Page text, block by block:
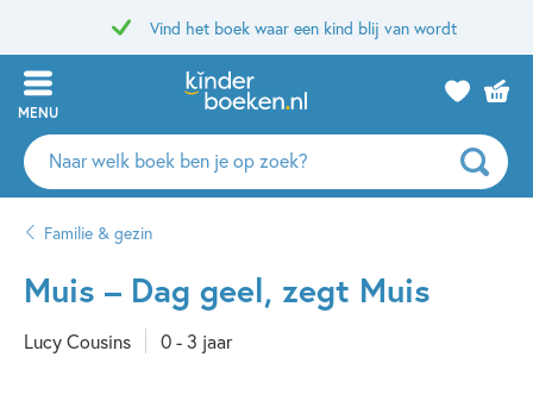
Vind het boek waar een kind blij van wordt
MENU
Zoeken
naar
auteurs
uitgevers
Familie & gezin
Muis – Dag geel, zegt Muis
Lucy Cousins 0 - 3 jaar